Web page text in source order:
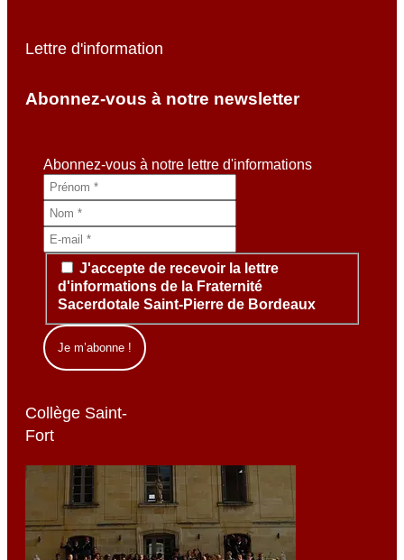
Lettre d'information
Abonnez-vous à notre newsletter
Abonnez-vous à notre lettre d'informations
J'accepte de recevoir la lettre
d'informations de la Fraternité
Sacerdotale Saint-Pierre de Bordeaux
Collège Saint-
Fort